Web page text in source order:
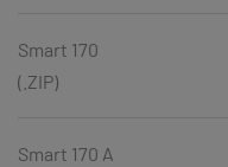
Smart 170
(.ZIP)
Smart 170 A